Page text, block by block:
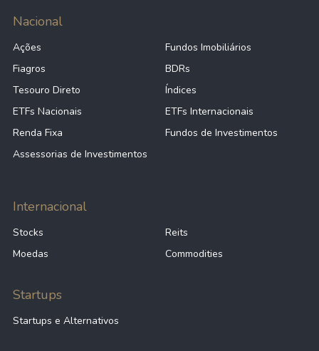
Nacional
Ações
Fundos Imobiliários
Fiagros
BDRs
Tesouro Direto
Índices
ETFs Nacionais
ETFs Internacionais
Renda Fixa
Fundos de Investimentos
Assessorias de Investimentos
Internacional
Stocks
Reits
Moedas
Commodities
Startups
Startups e Alternativos